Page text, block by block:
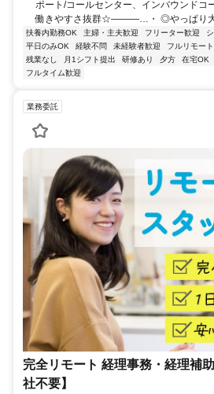
ポート/コールセンター、インバウン
働きやすさ抜群☆―――…・ ◎やっぱり大
扶養内勤務OK 主婦・主夫歓迎 フリーター歓迎
平日のみOK
経験不問 未経験者歓迎 フルリモート
残業なし
月1シフト提出 研修あり 夕方 在宅OK
フルタイム歓迎
業務委託
完全リモート 経理事務・経理補
社不要】